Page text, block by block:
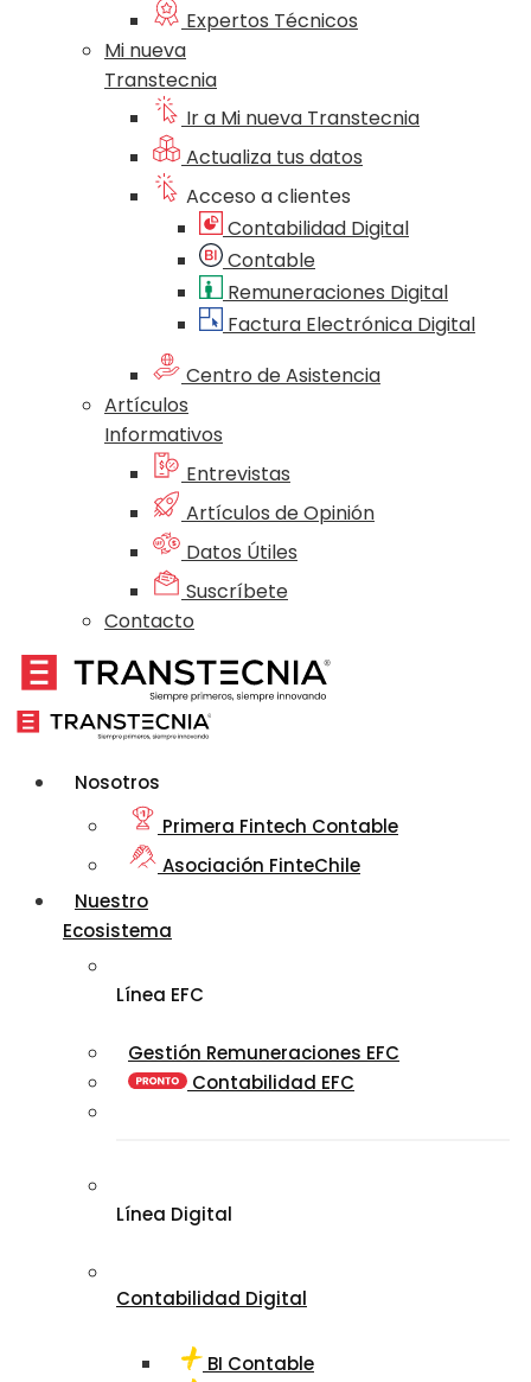
Expertos Técnicos
Mi nueva
Transtecnia
Ir a Mi nueva Transtecnia
Actualiza tus datos
Acceso a clientes
Contabilidad Digital
Contable
Remuneraciones Digital
Factura Electrónica Digital
Centro de Asistencia
Artículos
Informativos
Entrevistas
Artículos de Opinión
Datos Útiles
Suscríbete
Contacto
Nosotros
Primera Fintech Contable
Asociación FinteChile
Nuestro
Ecosistema
Línea EFC
Gestión Remuneraciones EFC
Contabilidad EFC
Línea Digital
Contabilidad Digital
BI Contable